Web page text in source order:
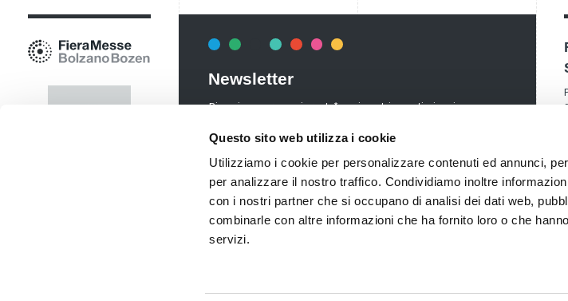
Questo sito web utilizza i cookie
Utilizziamo i cookie per personalizzare contenuti ed annunci,
per analizzare il nostro traffico. Condividiamo inoltre
con i nostri partner che si occupano di analisi dei dati web,
combinarle con altre informazioni che ha fornito loro o che
servizi.
Newsletter
Rimani sempre aggiornata*o sui nostri eventi, ricevi
costo.
Iscriviti alla Newsletter